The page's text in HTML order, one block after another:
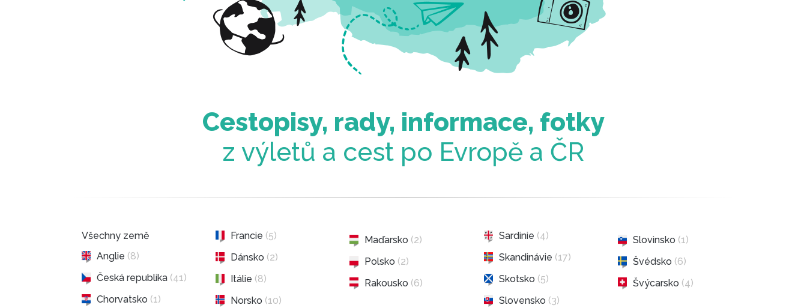
Cestopisy, rady, informace, fotky
z výletů a cest po Evropě a ČR
Všechny země
Anglie (8)
Česká republika (41)
Chorvatsko (1)
Francie (5)
Dánsko (2)
Itálie (8)
Norsko (10)
Maďarsko (2)
Polsko (2)
Rakousko (6)
Sardinie (4)
Skandinávie (17)
Skotsko (5)
Slovensko (3)
Slovinsko (1)
Švédsko (6)
Švýcarsko (4)